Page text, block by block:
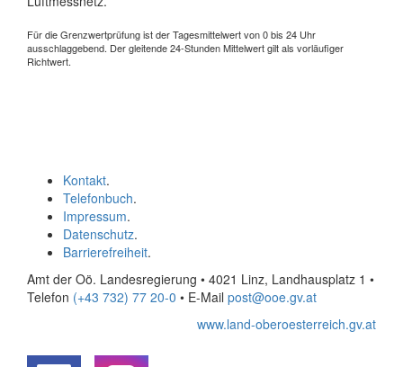
Für die Grenzwertprüfung ist der Tagesmittelwert von 0 bis 24 Uhr
ausschlaggebend. Der gleitende 24-Stunden Mittelwert gilt als vorläufiger
Richtwert.
Kontakt.
Telefonbuch.
Impressum.
Datenschutz.
Barrierefreiheit.
Amt der Oö. Landesregierung • 4021 Linz, Landhausplatz 1 •
Telefon (+43 732) 77 20-0 • E-Mail post@ooe.gv.at
www.land-oberoesterreich.gv.at